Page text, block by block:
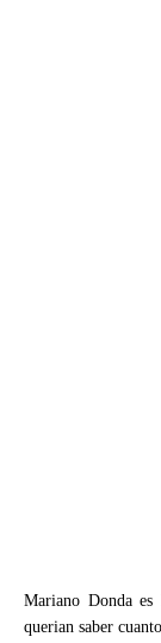
Mariano Donda
querian saber